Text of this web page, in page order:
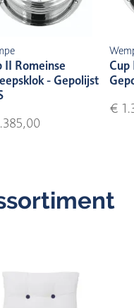
II Romeinse
- Gepolijst
Cup
€